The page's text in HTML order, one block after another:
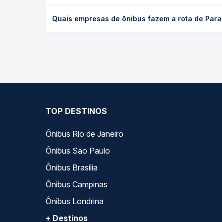
poltrona e a antecedência da compra. Na Quero
Quais empresas de ônibus fazem a rota de
TOP DESTINOS
Ônibus Rio de Janeiro
Ônibus São Paulo
Ônibus Brasília
Ônibus Campinas
Ônibus Londrina
+ Destinos